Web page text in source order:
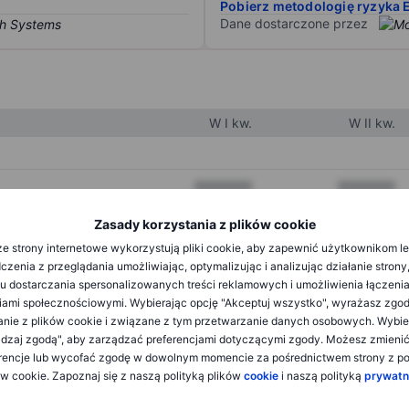
Zasady korzystania z plików cookie
strony internetowe wykorzystują pliki cookie, aby zapewnić użytkownikom
z przeglądania umożliwiając, optymalizując i analizując działanie
dostarczania spersonalizowanych treści reklamowych i umożliwienia
społecznościowymi. Wybierając opcję "Akceptuj wszystko", wyrażasz
z plików cookie i związane z tym przetwarzanie danych osobowych.
zgodą", aby zarządzać preferencjami dotyczącymi zgody. Możesz
lub wycofać zgodę w dowolnym momencie za pośrednictwem strony z
cookie. Zapoznaj się z naszą polityką plików cookie i naszą polityką
Pobierz metodologię ryzyka
Dane dostarczone przez
W I kw. W II kw.
XXXXXXX XXXXXXX
XXXXXXX
XXXXXXX XXXXXXX
XXXXXXX XXXXXXX
XXXXXXX